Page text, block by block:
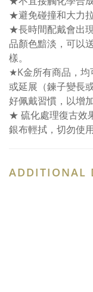
★避免碰撞和大力拉
★長時間配戴會出
品顏色黯淡，可以
樣。
★K金所有商品，均
或延展（鍊子變長
好佩戴習慣，以增
★ 硫化處理復古效
銀布輕拭，切勿使
ADDITIONAL